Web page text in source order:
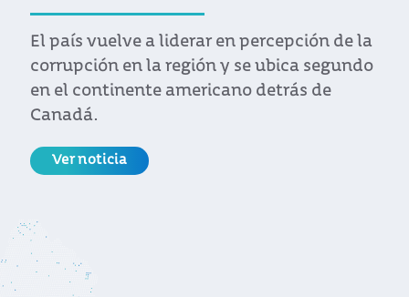
El país vuelve a liderar en percepción de la
corrupción en la región y se ubica segundo
en el continente americano detrás de
Canadá.
Ver noticia